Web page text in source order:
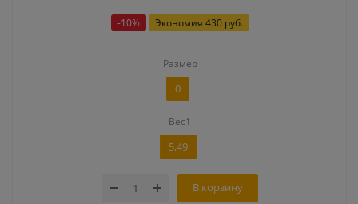
-10% Экономия 430 руб.
Размер
0
Вес1
5,49
В корзину